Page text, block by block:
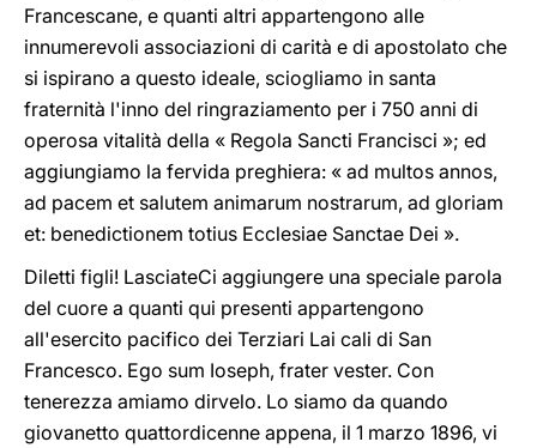
Francescane, e quanti altri appartengono alle
innumerevoli associazioni di carità e di apostolato che
si ispirano a questo ideale, sciogliamo in santa
fraternità l'inno del ringraziamento per i 750 anni di
operosa vitalità della « Regola Sancti Francisci »; ed
aggiungiamo la fervida preghiera: « ad multos annos,
ad pacem et salutem animarum nostrarum, ad gloriam
et: benedictionem totius Ecclesiae Sanctae Dei ».
Diletti figli! LasciateCi aggiungere una speciale parola
del cuore a quanti qui presenti appartengono
all'esercito pacifico dei Terziari Lai cali di San
Francesco. Ego sum Ioseph, frater vester. Con
tenerezza amiamo dirvelo. Lo siamo da quando
giovanetto quattordicenne appena, il 1 marzo 1896, vi